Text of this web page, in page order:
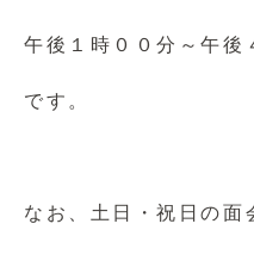
午後１時００分～午後
です。
なお、土日・祝日の面